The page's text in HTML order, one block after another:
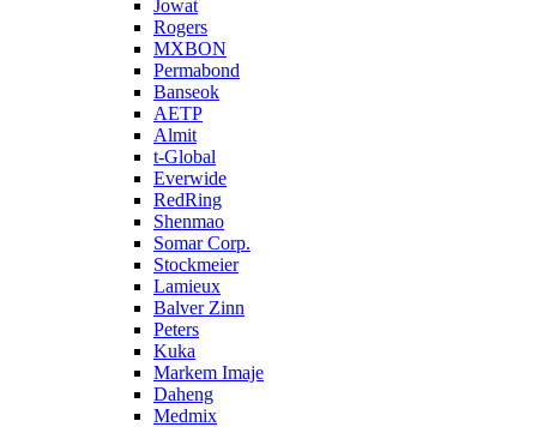
Jowat
Rogers
MXBON
Permabond
Banseok
AETP
Almit
t-Global
Everwide
RedRing
Shenmao
Somar Corp.
Stockmeier
Lamieux
Balver Zinn
Peters
Kuka
Markem Imaje
Daheng
Medmix